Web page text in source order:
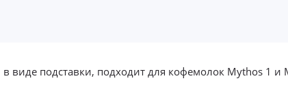
виде подставки, подходит для кофемолок Mythos 1 и